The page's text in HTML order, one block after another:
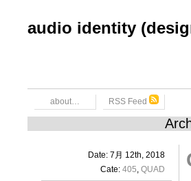
audio identity
about… RSS Feed
Date: 7月 12th, 2018
Cate: 405, QUAD